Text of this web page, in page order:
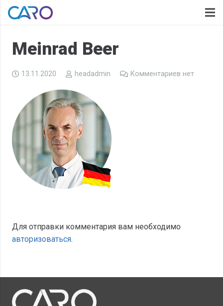
Meinrad Beer
13.11.2020 headadmin Комментариев нет
Для отправки комментария вам необходимо
авторизоваться.